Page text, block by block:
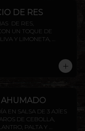
DE RES
DE RES,
UN TOQUE DE
Y LIMONETA,
TOQUES DE
AHUMADO
EN SALSA DE 3 AJÍES
DE CEBOLLA,
PALTA Y